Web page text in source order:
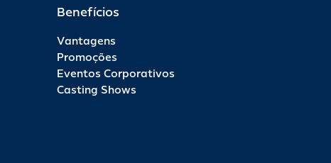
Benefícios
Vantagens
Promoções
Eventos Corporativos
Casting Shows